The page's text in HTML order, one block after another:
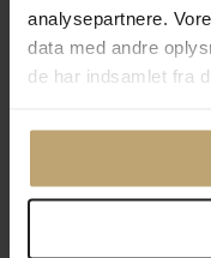
analysepartnere.
data med andre
de har indsamlet fra
Lund
Marguerit ring
Vejl. pris